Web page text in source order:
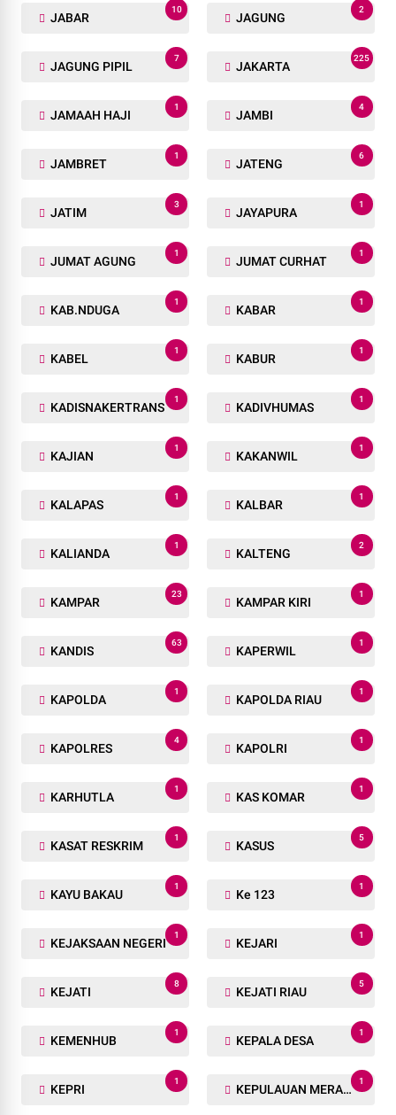
JABAR
10
JAGUNG
2
JAGUNG PIPIL
7
JAKARTA
225
JAMAAH HAJI
1
JAMBI
4
JAMBRET
1
JATENG
6
JATIM
3
JAYAPURA
1
JUMAT AGUNG
1
JUMAT CURHAT
1
KAB.NDUGA
1
KABAR
1
KABEL
1
KABUR
1
KADISNAKERTRANS
1
KADIVHUMAS
1
KAJIAN
1
KAKANWIL
1
KALAPAS
1
KALBAR
1
KALIANDA
1
KALTENG
2
KAMPAR
23
KAMPAR KIRI
1
KANDIS
63
KAPERWIL
1
KAPOLDA
1
KAPOLDA RIAU
1
KAPOLRES
4
KAPOLRI
1
KARHUTLA
1
KAS KOMAR
1
KASAT RESKRIM
1
KASUS
5
KAYU BAKAU
1
Ke 123
1
KEJAKSAAN NEGERI
1
KEJARI
1
KEJATI
8
KEJATI RIAU
5
KEMENHUB
1
KEPALA DESA
1
KEPRI
1
KEPULAUAN MERANTI
1